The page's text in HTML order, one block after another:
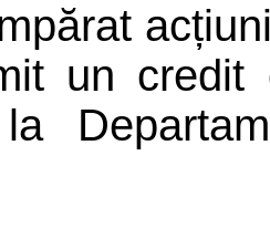
un credit